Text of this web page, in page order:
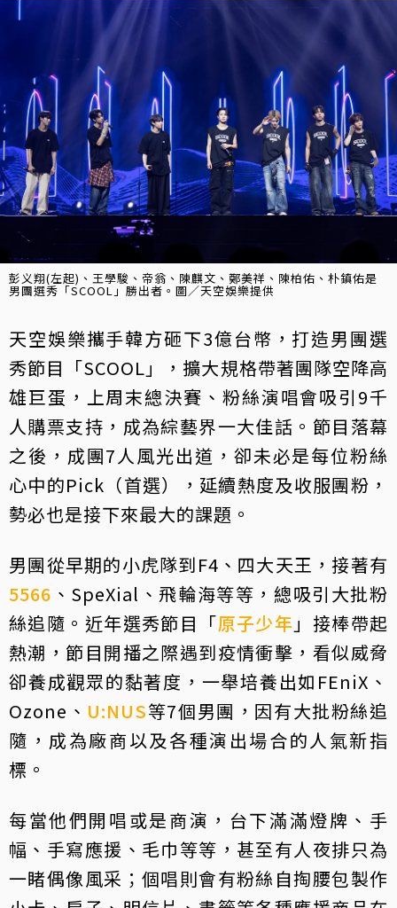
彭义翔(左起)、王學駿、帝翁、陳麒文、鄭美祥、陳柏佑、朴鎮佑是
男團選秀「SCOOL」勝出者。圖／天空娛樂提供
天空娛樂攜手韓方砸下3億台幣，打造男團選
秀節目「SCOOL」，擴大規格帶著團隊空降高
雄巨蛋，上周末總決賽、粉絲演唱會吸引9千
人購票支持，成為綜藝界一大佳話。節目落幕
之後，成團7人風光出道，卻未必是每位粉絲
心中的Pick（首選），延續熱度及收服團粉，
勢必也是接下來最大的課題。
男團從早期的小虎隊到F4、四大天王，接著有
5566 、SpeXial、飛輪海等等，總吸引大批粉
絲追隨。近年選秀節目「原子少年 」接棒帶起
熱潮，節目開播之際遇到疫情衝擊，看似威脅
卻養成觀眾的黏著度，一舉培養出如FEniX、
Ozone、 U:NUS等7個男團，因有大批粉絲追
隨，成為廠商以及各種演出場合的人氣新指
標。
每當他們開唱或是商演，台下滿滿燈牌、手
幅、手寫應援、毛巾等等，甚至有人夜排只為
一睹偶像風采；個唱則會有粉絲自掏腰包製作